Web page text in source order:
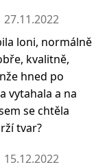
27.11.2022
loni, normálně
kvalitně,
hned po
vytahala a na
se chtěla
tvar?
15.12.2022